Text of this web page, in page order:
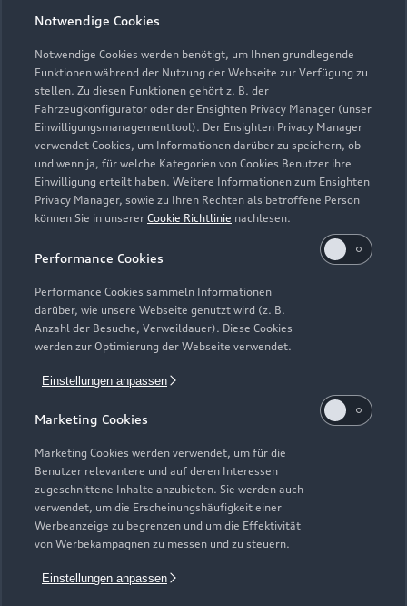
Notwendige Cookies
Notwendige Cookies werden benötigt, um Ihnen grundlegende
Funktionen während der Nutzung der Webseite zur Verfügung zu
stellen. Zu diesen Funktionen gehört z. B. der
Fahrzeugkonfigurator oder der Ensighten Privacy Manager (unser
Einwilligungsmanagementtool). Der Ensighten Privacy Manager
verwendet Cookies, um Informationen darüber zu speichern, ob
und wenn ja, für welche Kategorien von Cookies Benutzer ihre
Einwilligung erteilt haben. Weitere Informationen zum Ensighten
Privacy Manager, sowie zu Ihren Rechten als betroffene Person
können Sie in unserer Cookie Richtlinie nachlesen.
Performance Cookies
Performance Cookies sammeln Informationen
darüber, wie unsere Webseite genutzt wird (z. B.
Anzahl der Besuche, Verweildauer). Diese Cookies
werden zur Optimierung der Webseite verwendet.
Einstellungen anpassen
Marketing Cookies
Marketing Cookies werden verwendet, um für die
Benutzer relevantere und auf deren Interessen
zugeschnittene Inhalte anzubieten. Sie werden auch
verwendet, um die Erscheinungshäufigkeit einer
Werbeanzeige zu begrenzen und um die Effektivität
von Werbekampagnen zu messen und zu steuern.
Einstellungen anpassen
Häufige Fragen (FAQ)
Audi Online Beratung
Online-Terminvereinbarung
Servicekontakt
Bordbuch & Bedienungsanleitungen
Verträge kündigen
Presse & Media Center
Datenschutz
Audi erleben
Newsletter
© 2026 AUDI AG. Alle Rechte vorbehalten
Impressum Rechtliches
Hinweisgebersystem
Datenschutzinformation
Cookie-Einstellungen
Cookie-Richtlinie
Barrierefreiheit
Digital Services Act
EU Data Act
Wir geben für jedes Audi Neufahrzeug eine umfangreiche Audi
Mobilitätsgarantie, die ab Auslieferung bis zur ersten fälligen
Neufahrzeug direkt von der AUDI AG erwerben, gibt die AUDI
AG, Auto-Union-Straße 1, 85057 Ingolstadt, ab Auslieferung
bis zur ersten fälligen Inspektion oder erstem fälligen
bzw. verlängern die Audi Mobilitätsgarantie jeweils bis zur
nächsten Inspektion oder Ölwechsel-Service, wenn Sie die
welches Ereignis zuerst eintritt) bei ihrem Audi Partner
durchführen lassen. Mit den Service-Kosten sind die Kosten für
das Leistungspaket der Audi Mobilitätsgarantie abgegolten.
Wenn die Mobilitätsgarantie aufgrund einer nicht bei einem
Audi Servicepartner durchgeführten Inspektion oder
werden, wenn eine Inspektion inklusive eines Ölwechsel-